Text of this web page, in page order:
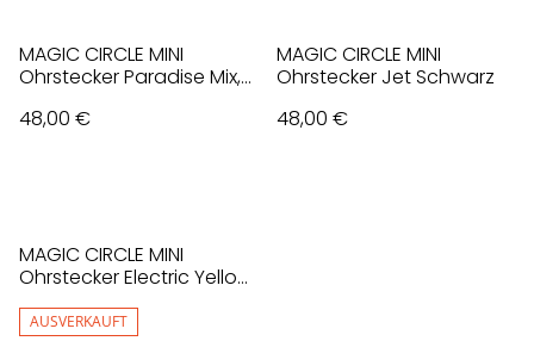
MAGIC CIRCLE MINI
Ohrstecker Paradise Mix,
48,00 €
MAGIC CIRCLE MINI
Ohrstecker Jet Schwarz
48,00 €
MAGIC CIRCLE MINI
Ohrstecker Electric Yellow,
AUSVERKAUFT